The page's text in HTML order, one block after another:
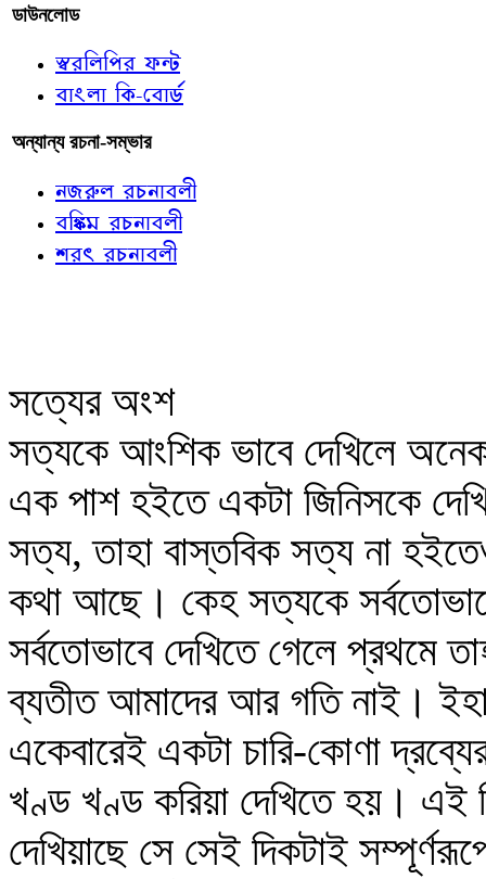
ডাউনলোড
স্বরলিপির ফন্ট
বাংলা কি-বোর্ড
অন্যান্য রচনা-সম্ভার
নজরুল রচনাবলী
বঙ্কিম রচনাবলী
শরৎ রচনাবলী
সত্যের অংশ
সত্যকে আংশিক ভাবে দেখিলে
এক পাশ হইতে একটা জিনিসকে
সত্য, তাহা বাস্তবিক সত্য না
কথা আছে। কেহ সত্যকে
সর্বতোভাবে দেখিতে গেলে প্রথমে
ব্যতীত আমাদের আর গতি নাই।
একেবারেই একটা চারি-কোণা
খণ্ড খণ্ড করিয়া দেখিতে হয়। এই
দেখিয়াছে সে সেই দিকটাই